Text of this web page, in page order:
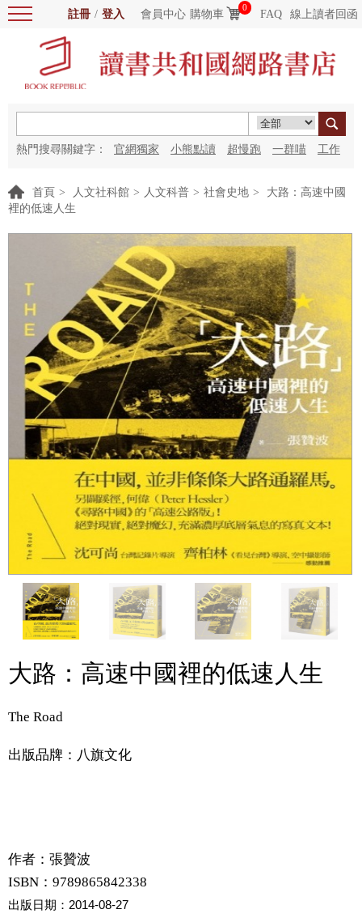
註冊 / 登入 會員中心 購物車
0
FAQ 線上讀者回函
熱門搜尋關鍵字： 官網獨家 小熊點讀 超慢跑 一群喵 工作
首頁 > 人文社科館 > 人文科普 > 社會史地 >
大路：高速中國
裡的低速人生
大路：高速中國裡的低速人生
The Road
出版品牌：八旗文化
作者： 張贊波
ISBN：9789865842338
出版日期： 2014-08-27